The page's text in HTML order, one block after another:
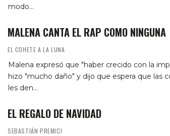
modo…
MALENA CANTA EL RAP COMO NINGUNA
EL COHETE A LA LUNA
Malena expresó que "haber crecido con la
hizo "mucho daño" y dijo que espera que las
les den…
EL REGALO DE NAVIDAD
SEBASTIÁN PREMICI